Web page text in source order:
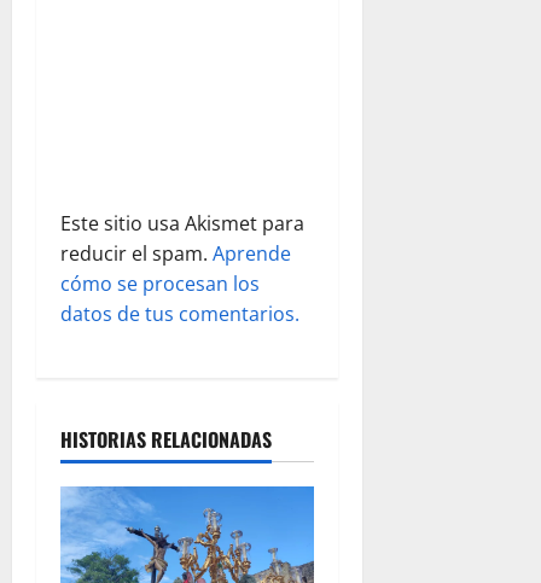
d
a
s
Este sitio usa Akismet para
reducir el spam. Aprende
cómo se procesan los
datos de tus comentarios.
HISTORIAS RELACIONADAS